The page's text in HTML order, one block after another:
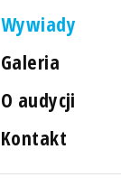
Wywiady
Galeria
O audycji
Kontakt